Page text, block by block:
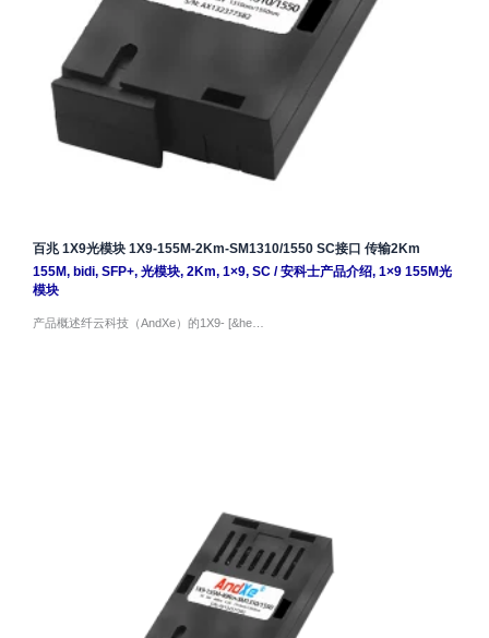
百兆 1X9光模块 1X9-155M-2Km-SM1310/1550 SC接口 传输2Km
155M, bidi, SFP+, 光模块, 2Km, 1×9, SC/安科士产品介绍, 1×9 155M光
模块
产品概述纤云科技（AndXe）的1X9- [&he…